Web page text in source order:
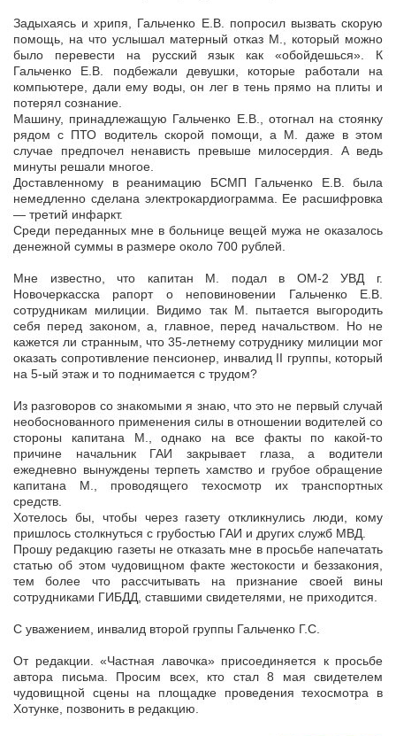
Задыхаясь и хрипя, Гальченко Е.В. попросил вызвать скорую
помощь, на что услышал матерный отказ М., который можно
было перевести на русский язык как «обойдешься». К
Гальченко Е.В. подбежали девушки, которые работали на
компьютере, дали ему воды, он лег в тень прямо на плиты и
потерял сознание.
Машину, принадлежащую Гальченко Е.В., отогнал на стоянку
рядом с ПТО водитель скорой помощи, а М. даже в этом
случае предпочел ненависть превыше милосердия. А ведь
минуты решали многое.
Доставленному в реанимацию БСМП Гальченко Е.В. была
немедленно сделана электрокардиограмма. Ее расшифровка
— третий инфаркт.
Среди переданных мне в больнице вещей мужа не оказалось
денежной суммы в размере около 700 рублей.
Мне известно, что капитан М. подал в ОМ-2 УВД г.
Новочеркасска рапорт о неповиновении Гальченко Е.В.
сотрудникам милиции. Видимо так М. пытается выгородить
себя перед законом, а, главное, перед начальством. Но не
кажется ли странным, что 35-летнему сотруднику милиции мог
оказать сопротивление пенсионер, инвалид II группы, который
на 5-ый этаж и то поднимается с трудом?
Из разговоров со знакомыми я знаю, что это не первый случай
необоснованного применения силы в отношении водителей со
стороны капитана М., однако на все факты по какой-то
причине начальник ГАИ закрывает глаза, а водители
ежедневно вынуждены терпеть хамство и грубое обращение
капитана М., проводящего техосмотр их транспортных
средств.
Хотелось бы, чтобы через газету откликнулись люди, кому
пришлось столкнуться с грубостью ГАИ и других служб МВД.
Прошу редакцию газеты не отказать мне в просьбе напечатать
статью об этом чудовищном факте жестокости и беззакония,
тем более что рассчитывать на признание своей вины
сотрудниками ГИБДД, ставшими свидетелями, не приходится.
С уважением, инвалид второй группы Гальченко Г.С.
От редакции. «Частная лавочка» присоединяется к просьбе
автора письма. Просим всех, кто стал 8 мая свидетелем
чудовищной сцены на площадке проведения техосмотра в
Хотунке, позвонить в редакцию.